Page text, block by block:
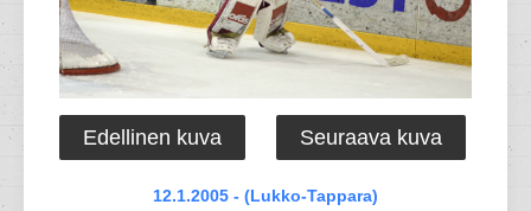
Edellinen kuva Seuraava kuva
12.1.2005 - (Lukko-Tappara)